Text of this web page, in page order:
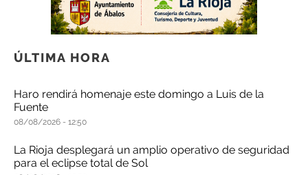
ÚLTIMA HORA
Haro rendirá homenaje este domingo a Luis de la
Fuente
08/08/2026 12:50
La Rioja desplegará un amplio operativo de seguridad
para el eclipse total de Sol